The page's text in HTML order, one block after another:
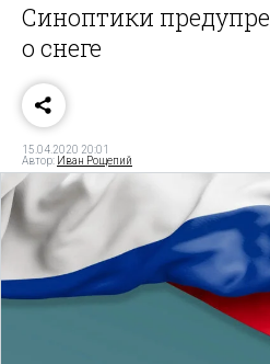
Синоптики
о снеге
15.04.2020 20:01
Автор: Иван Рощепий